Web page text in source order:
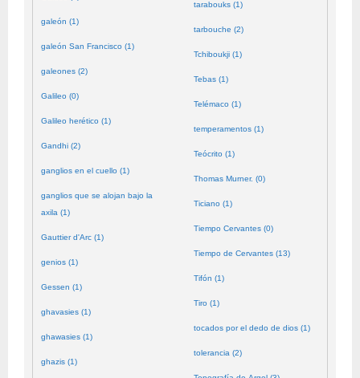
galeón (1)
galeón San Francisco (1)
galeones (2)
Galileo (0)
Galileo herético (1)
Gandhi (2)
ganglios en el cuello (1)
ganglios que se alojan bajo la
axila (1)
Gauttier d'Arc (1)
genios (1)
Gessen (1)
ghavasies (1)
ghawasies (1)
ghazis (1)
tarabouks (1)
tarbouche (2)
Tchiboukji (1)
Tebas (1)
Telémaco (1)
temperamentos (1)
Teócrito (1)
Thomas Murner. (0)
Ticiano (1)
Tiempo Cervantes (0)
Tiempo de Cervantes (13)
Tifón (1)
Tiro (1)
tocados por el dedo de dios (1)
tolerancia (2)